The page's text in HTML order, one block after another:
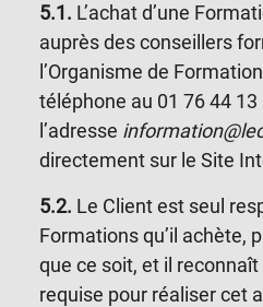
5.1. L’achat d’une
auprès des conseillers
l’Organisme de
téléphone au 01 76 44 13
l’adresse
directement sur le Site
5.2. Le Client est seul
Formations qu’il achète,
que ce soit, et il
requise pour réaliser cet